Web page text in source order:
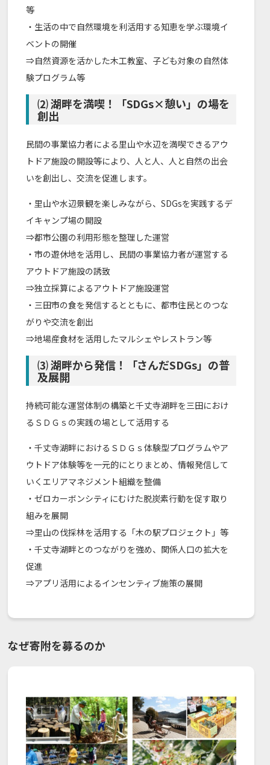
等
・生活の中で自然環境を利活用する知恵を学ぶ環境イ
ベントの開催
⇒自然資源を活かした木工教室、子ども対象の自然体
験プログラム等
⑵ 湖畔を満喫！「SDGs×憩い」の場を
創出
民間の事業協力者による里山や水辺を満喫できるアウ
トドア施設の開設等により、人と人、人と自然の出会
いを創出し、交流を促進します。
・里山や水辺景観を楽しみながら、SDGsを実践するデ
イキャンプ場の開設
⇒都市公園の利用形態を整理した運営
・市の遊休地を活用し、民間の事業協力者が運営する
アウトドア施設の誘致
⇒独立採算によるアウトドア施設運営
・三田市の食を発信するとともに、都市住民とのつな
がりや交流を創出
⇒地場産食材を活用したマルシェやレストラン等
⑶ 湖畔から発信！「さんだSDGs」の普
及展開
持続可能な運営体制の構築と千丈寺湖畔を三田におけ
るＳＤＧｓの実践の場として活用する
・千丈寺湖畔におけるＳＤＧｓ体験型プログラムやア
ウトドア体験等を一元的にとりまとめ、情報発信して
いくエリアマネジメント組織を整備
・ゼロカーボンシティにむけた脱炭素行動を促す取り
組みを展開
⇒里山の伐採林を活用する「木の駅プロジェクト」等
・千丈寺湖畔とのつながりを強め、関係人口の拡大を
促進
⇒アプリ活用によるインセンティブ施策の展開
なぜ寄附を募るのか